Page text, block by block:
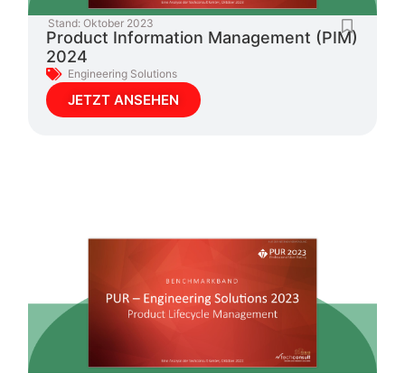
Stand: Oktober 2023
Product Information Management (PIM)
2024
Engineering Solutions
JETZT ANSEHEN